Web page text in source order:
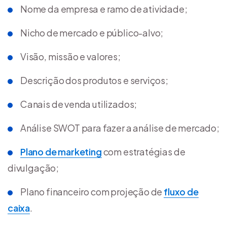
Nome da empresa e ramo de atividade;
Nicho de mercado e público-alvo;
Visão, missão e valores;
Descrição dos produtos e serviços;
Canais de venda utilizados;
Análise SWOT para fazer a análise de mercado;
Plano de marketingcom estratégias de
divulgação;
Plano financeiro com projeção de fluxo de
caixa.